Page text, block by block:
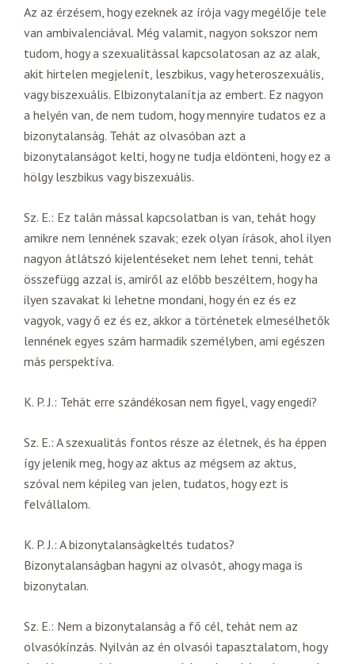
Az az érzésem, hogy ezeknek az írója vagy megélője tele
van ambivalenciával. Még valamit, nagyon sokszor nem
tudom, hogy a szexualitással kapcsolatosan az az alak,
akit hirtelen megjelenít, leszbikus, vagy heteroszexuális,
vagy biszexuális. Elbizonytalanítja az embert. Ez nagyon
a helyén van, de nem tudom, hogy mennyire tudatos ez a
bizonytalanság. Tehát az olvasóban azt a
bizonytalanságot kelti, hogy ne tudja eldönteni, hogy ez a
hölgy leszbikus vagy biszexuális.
Sz. E.: Ez talán mással kapcsolatban is van, tehát hogy
amikre nem lennének szavak; ezek olyan írások, ahol ilyen
nagyon átlátszó kijelentéseket nem lehet tenni, tehát
összefügg azzal is, amiről az előbb beszéltem, hogy ha
ilyen szavakat ki lehetne mondani, hogy én ez és ez
vagyok, vagy ő ez és ez, akkor a történetek elmesélhetők
lennének egyes szám harmadik személyben, ami egészen
más perspektíva.
K. P. J.: Tehát erre szándékosan nem figyel, vagy engedi?
Sz. E.: A szexualitás fontos része az életnek, és ha éppen
így jelenik meg, hogy az aktus az mégsem az aktus,
szóval nem képileg van jelen, tudatos, hogy ezt is
felvállalom.
K. P. J.: A bizonytalanságkeltés tudatos?
Bizonytalanságban hagyni az olvasót, ahogy maga is
bizonytalan.
Sz. E.: Nem a bizonytalanság a fő cél, tehát nem az
olvasókínzás. Nyilván az én olvasói tapasztalatom, hogy